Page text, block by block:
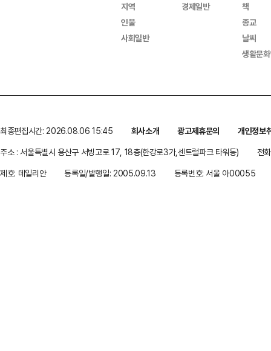
지역
인물
사회일반
경제일반
책
종교
날씨
생활문
최종편집시간: 2026.08.06 15:45 회사소개 광고제휴문의
개인정보
주소 : 서울특별시 용산구 서빙고로 17, 18층(한강로3가,센트럴파크 타워동)
전
제호: 데일리안
등록일/발행일: 2005.09.13 등록번호: 서울 아00055